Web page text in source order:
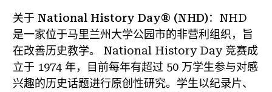
关于 National History Day® (NHD)：NHD
是一家位于马里兰州大学公园市的非营利组织，旨
在改善历史教学。 National History Day 竞赛成
立于 1974 年，目前每年有超过 50 万学生参与对感
兴趣的历史话题进行原创性研究。学生以纪录片、